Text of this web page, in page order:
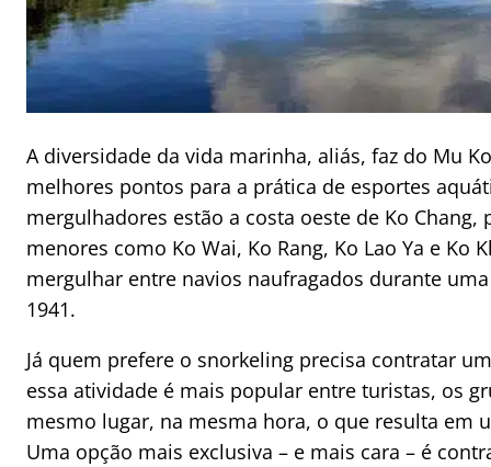
A diversidade da vida marinha, aliás, faz do Mu
melhores pontos para a prática de esportes
mergulhadores estão a costa oeste de Ko
menores como Ko Wai, Ko Rang, Ko Lao Ya e Ko
mergulhar entre navios naufragados durante
1941.
Já quem prefere o snorkeling precisa contratar
essa atividade é mais popular entre turistas, os
mesmo lugar, na mesma hora, o que resulta em
Uma opção mais exclusiva – e mais cara – é